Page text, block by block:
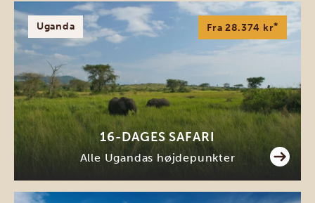
Uganda Fra 28.374 kr*
16-DAGES SAFARI
Alle Ugandas højdepunkter